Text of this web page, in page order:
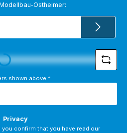
Ostheimer:
shown above *
Privacy
By selecting continue you confirm that you have read our